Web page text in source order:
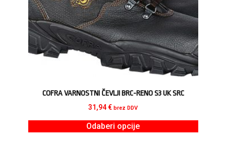
COFRA VARNOSTNI ČEVLJI BRC-RENO S3 UK SRC
31,94€ brez DDV
Odaberi opcije